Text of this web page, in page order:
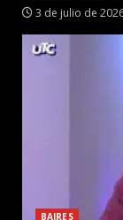
3 de julio de
BAIRES